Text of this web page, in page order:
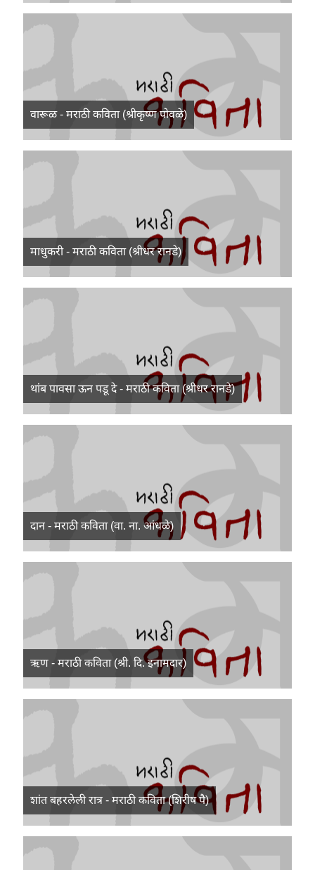
वारूळ - मराठी कविता (श्रीकृष्ण पोवळे)
माधुकरी - मराठी कविता (श्रीधर रानडे)
थांब पावसा ऊन पडू दे - मराठी कविता (श्रीधर रानडे)
दान - मराठी कविता (वा. ना. आंधळे)
ऋण - मराठी कविता (श्री. दि. इनामदार)
शांत बहरलेली रात्र - मराठी कविता (शिरीष पै)